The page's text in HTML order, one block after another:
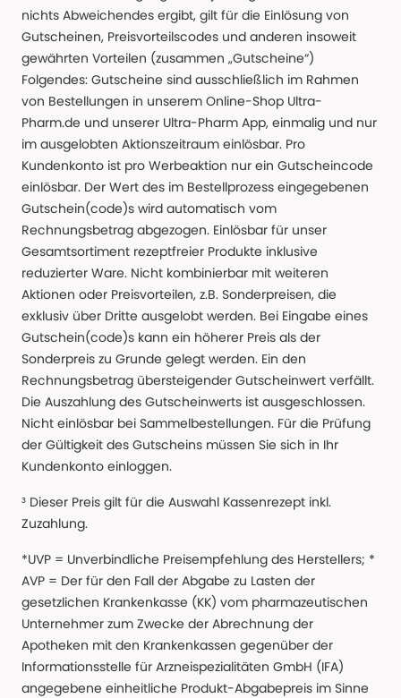
nichts Abweichendes ergibt, gilt für die Einlösung von
Gutscheinen, Preisvorteilscodes und anderen insoweit
gewährten Vorteilen (zusammen „Gutscheine“)
Folgendes: Gutscheine sind ausschließlich im Rahmen
von Bestellungen in unserem Online-Shop Ultra-
Pharm.de und unserer Ultra-Pharm App, einmalig und nur
im ausgelobten Aktionszeitraum einlösbar. Pro
Kundenkonto ist pro Werbeaktion nur ein Gutscheincode
einlösbar. Der Wert des im Bestellprozess eingegebenen
Gutschein(code)s wird automatisch vom
Rechnungsbetrag abgezogen. Einlösbar für unser
Gesamtsortiment rezeptfreier Produkte inklusive
reduzierter Ware. Nicht kombinierbar mit weiteren
Aktionen oder Preisvorteilen, z.B. Sonderpreisen, die
exklusiv über Dritte ausgelobt werden. Bei Eingabe eines
Gutschein(code)s kann ein höherer Preis als der
Sonderpreis zu Grunde gelegt werden. Ein den
Rechnungsbetrag übersteigender Gutscheinwert verfällt.
Die Auszahlung des Gutscheinwerts ist ausgeschlossen.
Nicht einlösbar bei Sammelbestellungen. Für die Prüfung
der Gültigkeit des Gutscheins müssen Sie sich in Ihr
Kundenkonto einloggen.
³ Dieser Preis gilt für die Auswahl Kassenrezept inkl.
Zuzahlung.
*UVP = Unverbindliche Preisempfehlung des Herstellers; *
AVP = Der für den Fall der Abgabe zu Lasten der
gesetzlichen Krankenkasse (KK) vom pharmazeutischen
Unternehmer zum Zwecke der Abrechnung der
Apotheken mit den Krankenkassen gegenüber der
Informationsstelle für Arzneispezialitäten GmbH (IFA)
angegebene einheitliche Produkt-Abgabepreis im Sinne